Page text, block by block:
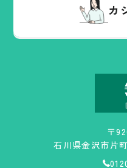
カ
〒
石川県金沢市片